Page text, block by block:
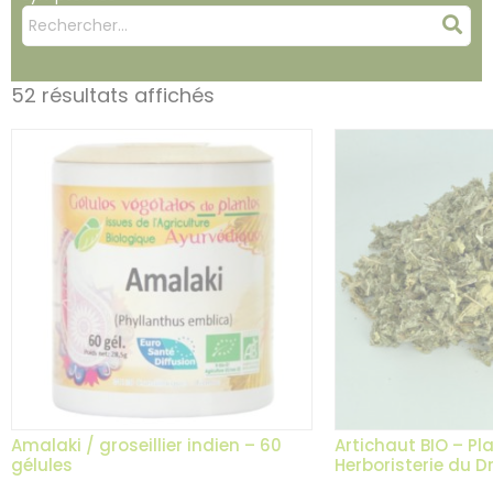
Mots
clés
:
52 résultats affichés
Amalaki / groseillier indien – 60
gélules
Artichaut BIO –
Herboristerie du